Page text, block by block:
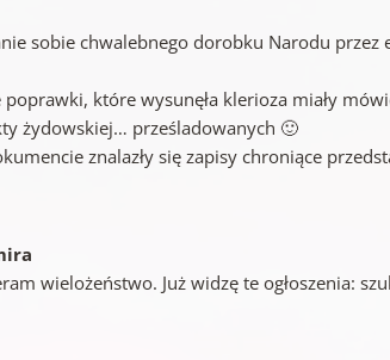
sobie chwalebnego dorobku Narodu przez
poprawki, które wysunęła klerioza miały
żydowskiej… prześladowanych 🙂
znalazły się zapisy chroniące
wielożeństwo. Już widzę te ogłoszenia: